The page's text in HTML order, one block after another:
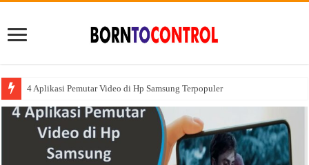
4 Aplikasi Pemutar Video di Hp Samsung Terpopuler